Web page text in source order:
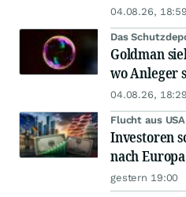
04.08.26, 18:59
Das
Goldman
wo Anleger
04.08.26, 18:29
Flucht aus USA
Investoren
nach
gestern 19:00